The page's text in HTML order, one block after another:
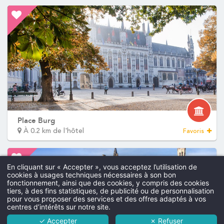
Français English
Nederlands
Deutsch
Martin's Brugge Martin's Brussels EU
Bruxelles, 4*
Bar
Evènements
Alentours
Offres
Galerie
Contact
Oude Burg 5, 8000 Brugge
+32 50 44 51 11
resa.brugge@martinshotels.com
Check-in &
Heure
Heure de
Non
Contactez-nous
VOTRE MESSAGE
Martin's Brugge
*
Prénom*:
Pourquoi
Minimum €10 moins
cher comparé aux
Martin's Brugge 3***SUP
L'hôtel
Chambres
Belgique
+32 50 44 51 11
resa.brugge@martinshotels.com
RÉSERVER
VOIR LES ACTIVITÉS ALENTOURS
Voir l'itinéraire
RÉSERVER
En cliquant sur « Accepter », vous acceptez l’utilisation de
cookies à usages techniques nécessaires à son bon
fonctionnement, ainsi que des cookies, y compris des cookies
tiers, à des fins statistiques, de publicité ou de personnalisation
pour vous proposer des services et des offres adaptés à vos
centres d’intérêts sur notre site.
✓ Accepter
✗ Refuser